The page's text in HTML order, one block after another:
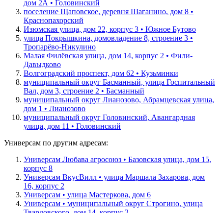
дом 2А • Головинский
поселение Щаповское, деревня Шаганино, дом 8 •
Краснопахорский
Изюмская улица, дом 22, корпус 3 • Южное Бутово
улица Покрышкина, домовладение 8, строение 3 •
Тропарёво-Никулино
Малая Филёвская улица, дом 14, корпус 2 • Фили-
Давыдково
Волгоградский проспект, дом 62 • Кузьминки
муниципальный округ Басманный, улица Госпитальный
Вал, дом 3, строение 2 • Басманный
муниципальный округ Лианозово, Абрамцевская улица,
дом 1 • Лианозово
муниципальный округ Головинский, Авангардная
улица, дом 11 • Головинский
Универсам по другим адресам:
Универсам Любава агросоюз • Базовская улица, дом 15,
корпус 8
Универсам ВкусВилл • улица Маршала Захарова, дом
16, корпус 2
Универсам • улица Мастеркова, дом 6
Универсам • муниципальный округ Строгино, улица